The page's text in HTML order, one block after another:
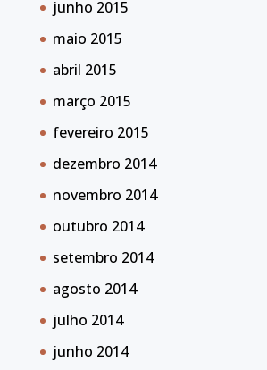
junho 2015
maio 2015
abril 2015
março 2015
fevereiro 2015
dezembro 2014
novembro 2014
outubro 2014
setembro 2014
agosto 2014
julho 2014
junho 2014